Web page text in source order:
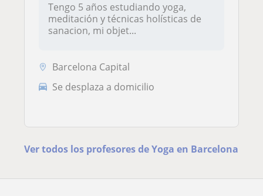
Tengo 5 años estudiando yoga,
meditación y técnicas holísticas de
sanacion, mi objet...
Barcelona Capital
Se desplaza a domicilio
Ver todos los profesores de Yoga en Barcelona